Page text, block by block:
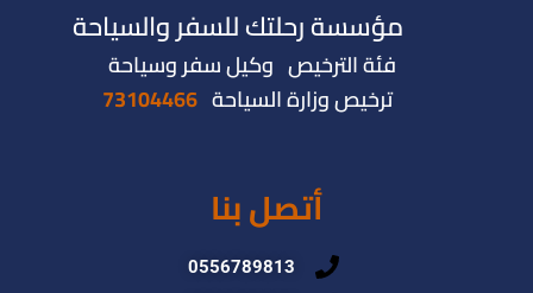
مؤسسة رحلتك للسفر والسياحة
فئة الترخيص وكيل سفر وسياحة
ترخيص وزارة السياحة 73104466
أتصل بنا
0556789813